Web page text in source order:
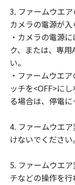
お客様
るキヤ
の著作
しては
キヤノ
関連会
店、なら
びお客
用を支
正また
責任も負
3. ファームウエア
カメラの電源が入
・カメラの電源
ク、または、専
い。
・ファームウエ
ッチを<OFF>に
る場合は、停電に
4. ファームウエ
けないでください。
5. ファームウエ
チなどの操作を行